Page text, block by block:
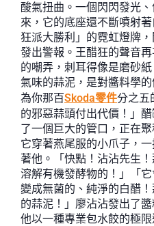
酸氣扭曲。一個閃閃發光
來，它的底座還不斷噴射
狂派大勝利」的霓虹燈牌
發出警報。王醋狂的聲音
的嘲弄，刺耳得像是磨砂
氣味的蒜泥，是對醬料學
為你那百Skoda零件分之五
的邪惡蒜頭付出代價！」
了一個巨大的管口，正在
它穿著燕尾服的小爪子，
著他。「快點！沾沾先生
溶解有機發酵物的！」「
變成無菌的、純淨的白醋
的蒜泥！」廖沾沾發出了
他以一種專業包水餃的極